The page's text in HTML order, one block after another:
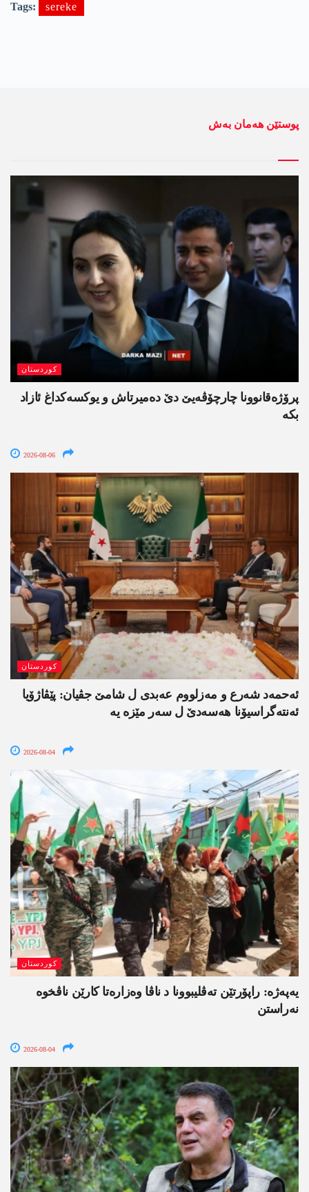
Tags: sereke
پوستێن ھەمان بەش
کوردستان
پرۆژەقانوونا چارچۆڤەیێ دێ دەمیرتاش و یوکسەکداغ ئازاد
بکە
2026-08-06
کوردستان
ئەحمەد شەرع و مەزلووم عەبدی ل شامێ جڤیان: پێڤاژۆیا
ئەنتەگراسیۆنا ھەسەدێ ل سەر مێزە یە
2026-08-04
کوردستان
یەپەژە: راپۆرتێن تەڤلیبوونا د ناڤا وەزارەتا کارێن ناڤخوە
نەراستن
2026-08-04